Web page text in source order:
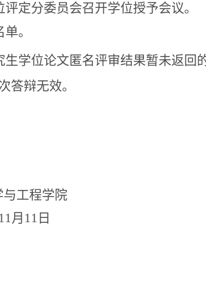
定分委员会召开学位授予会议。
。
生学位论文匿名评审结果暂未返回
答辩无效。
程学院
日